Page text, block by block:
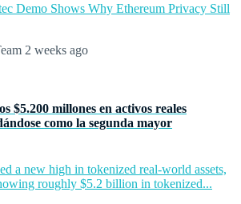
Demo Shows Why Ethereum Privacy Still
2 weeks ago
$5.200 millones en activos reales
como la segunda mayor
a new high in tokenized real-world assets,
roughly $5.2 billion in tokenized...